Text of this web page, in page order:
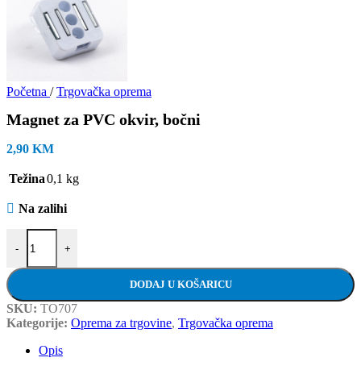
Početna / Trgovačka oprema
Magnet za PVC okvir, bočni
2,90 KM
Težina0,1 kg
Na zalihi
-
Magnet za PVC okvir, bočni količina
+
DODAJ U KOŠARICU
SKU: TO707
Kategorije: Oprema za trgovine, Trgovačka oprema
Opis